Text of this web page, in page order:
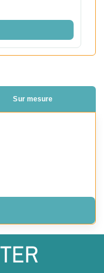
Sur mesure